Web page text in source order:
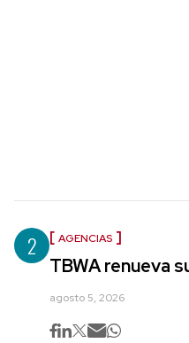
2 AGENCIAS
TBWA renueva
agosto 5, 2026